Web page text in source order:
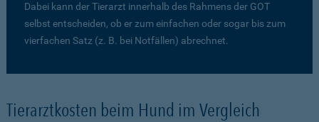
Dabei kann der Tierarzt innerhalb des Rahmens der GOT
selbst entscheiden, ob er zum einfachen oder sogar bis zum
vierfachen Satz (z. B. bei Notfällen) abrechnet.
Tierarztkosten beim Hund im Vergleich